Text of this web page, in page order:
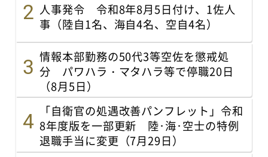
人事発令 令和8年8月5日付け、1佐人
事（陸自1名、海自4名、空自4名）
情報本部勤務の50代3等空佐を懲戒処
分 パワハラ・マタハラ等で停職20日
（8月5日）
「自衛官の処遇改善パンフレット」令和
8年度版を一部更新 陸･海･空士の特例
退職手当に変更（7月29日）